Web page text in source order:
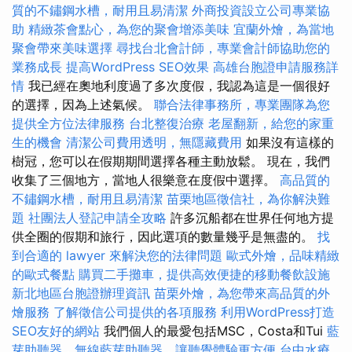
質的不鏽鋼水槽，耐用且易清潔 外商投資設立公司專業協
助 精緻茶會點心，為您的聚會增添美味 宜蘭外燴，為當地
聚會帶來美味選擇 尋找台北會計師，專業會計師協助您的
業務成長 提高WordPress SEO效果 高雄台胞證申請服務詳
情 我已經在奧地利度過了多次度假，我認為這是一個很好
的選擇，因為上述氣候。 聯合法律事務所，專業團隊為您
提供全方位法律服務 台北整復治療 老屋翻新，給您的家重
生的機會 清潔公司費用透明，無隱藏費用 如果沒有這樣的
樹冠，您可以在假期期間選擇各種主動放鬆。 現在，我們
收集了三個地方，當地人很樂意在度假中選擇。 高品質的
不鏽鋼水槽，耐用且易清潔 苗栗地區徵信社，為你解決難
題 社團法人登記申請全攻略 許多沉船都在世界任何地方提
供全圈的假期和旅行，因此選項的數量幾乎是無盡的。 找
到合適的 lawyer 來解決您的法律問題 歐式外燴，品味精緻
的歐式餐點 購買二手攤車，提供高效便捷的移動餐飲設施
新北地區台胞證辦理資訊 苗栗外燴，為您帶來高品質的外
燴服務 了解徵信公司提供的各項服務 利用WordPress打造
SEO友好的網站 我們個人的最愛包括MSC，Costa和Tui 藍